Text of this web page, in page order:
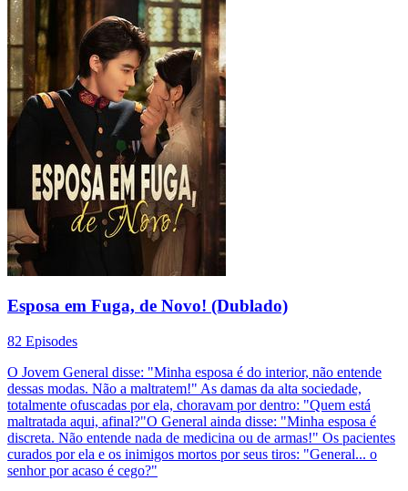
Esposa em Fuga, de Novo! (Dublado)
82 Episodes
O Jovem General disse: "Minha esposa é do interior, não entende
dessas modas. Não a maltratem!" As damas da alta sociedade,
totalmente ofuscadas por ela, choravam por dentro: "Quem está
maltratada aqui, afinal?"O General ainda disse: "Minha esposa é
discreta. Não entende nada de medicina ou de armas!" Os pacientes
curados por ela e os inimigos mortos por seus tiros: "General... o
senhor por acaso é cego?"